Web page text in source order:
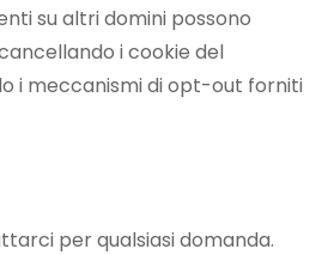
su altri domini possono
i cookie del
i meccanismi di opt-out forniti
per qualsiasi domanda.